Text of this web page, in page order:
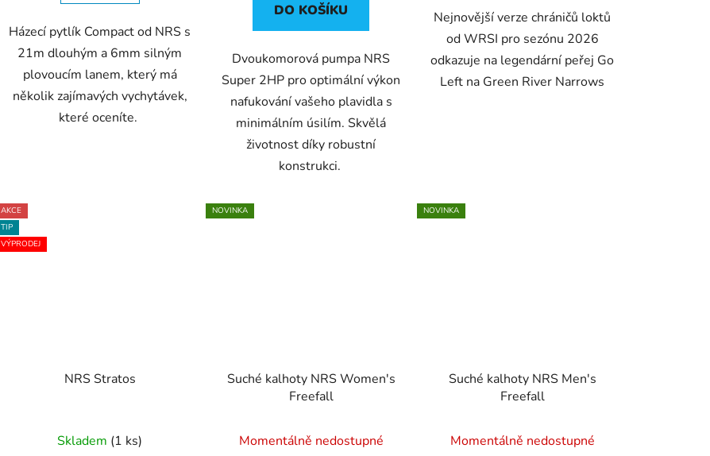
Házecí pytlík Compact od NRS s
21m dlouhým a 6mm silným
plovoucím lanem, který má
několik zajímavých vychytávek,
které oceníte.
DO KOŠÍKU
Dvoukomorová pumpa NRS
Super 2HP pro optimální výkon
nafukování vašeho plavidla s
minimálním úsilím. Skvělá
životnost díky robustní
konstrukci.
Nejnovější verze chráničů loktů
od WRSI pro sezónu 2026
odkazuje na legendární peřej Go
Left na Green River Narrows
AKCE
TIP
VÝPRODEJ
NRS Stratos
Skladem (1 ks)
NOVINKA
Suché kalhoty NRS Women's
Freefall
Momentálně nedostupné
NOVINKA
Suché kalhoty NRS Men's
Freefall
Momentálně nedostupné